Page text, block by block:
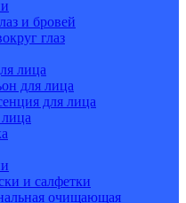
и бровей
глаз
лица
для лица
для лица
и салфетки
очищающая